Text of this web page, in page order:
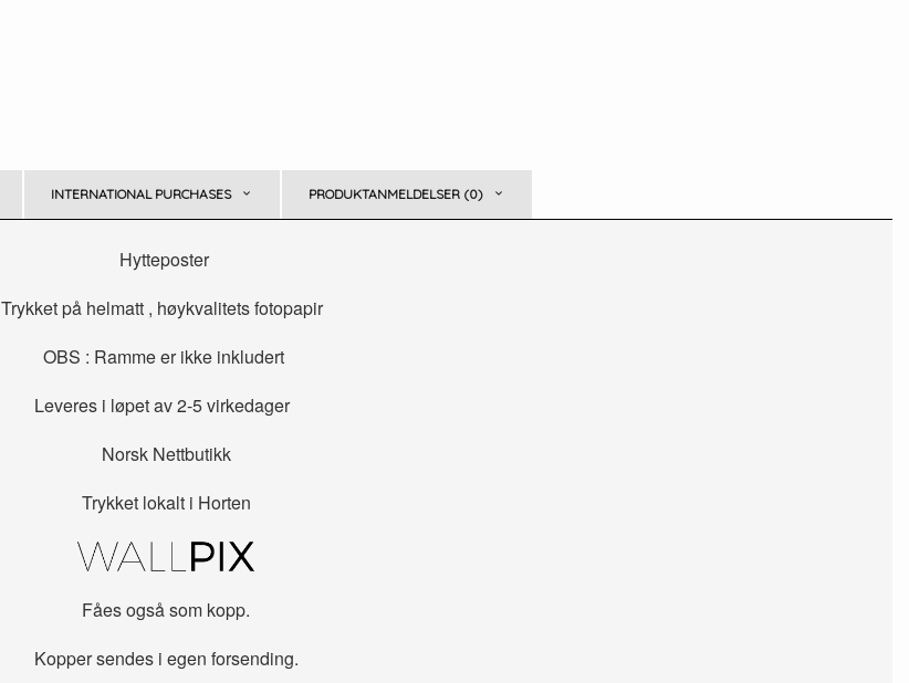
INTERNATIONAL PURCHASES PRODUKTANMELDELSER (0)
Hytteposter
Trykket på helmatt , høykvalitets fotopapir
OBS : Ramme er ikke inkludert
Leveres i løpet av 2-5 virkedager
Norsk Nettbutikk
Trykket lokalt i Horten
Fåes også som kopp.
Kopper sendes i egen forsending.